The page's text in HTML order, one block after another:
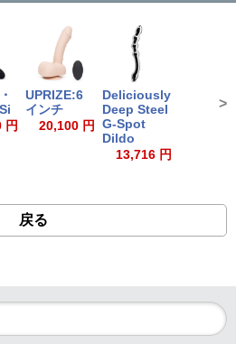
円
UPRIZE:6
インチ
20,100 円
Deliciously
Deep Steel
G-Spot
Dildo
13,716 円
>
戻る